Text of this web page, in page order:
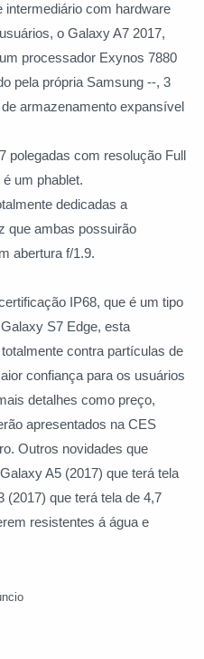
intermediário com hardware
o Galaxy A7 2017,
processador Exynos 7880
pela própria Samsung --, 3
armazenamento expansível
polegadas com resolução Full
um phablet.
dedicadas a
que ambas possuirão
abertura f/1.9.
IP68, que é um tipo
S7 Edge, esta
contra partículas de
confiança para os usuários
detalhes como preço,
apresentados na CES
Outros novidades que
A5 (2017) que terá tela
(2017) que terá tela de 4,7
resistentes á água e